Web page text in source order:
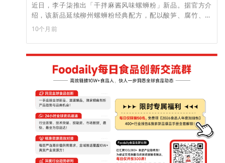
近日，李子柒推出「干拌麻酱风味螺蛳粉」新品。据官方介
绍，该新品延续柳州螺蛳粉经典配方，配以酸笋、腐竹、花
生、酸豆角等丰富配料，兼具醇香麻酱与鲜辣汤底双重风味，
适合偏爱重口味、追求便捷速食的年轻群体。目前新品已通
过“鸣鸣很忙”渠道首发。
10个月前